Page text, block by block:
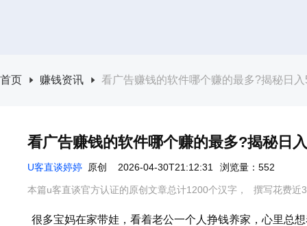
首页 赚钱资讯 看广告赚钱的软件哪个赚的最多?揭秘日
看广告赚钱的软件哪个赚的最多?揭秘日
U客直谈婷婷 原创 2026-04-30T21:12:31 浏览量：552
本篇u客直谈官方认证的原创文章总计1200个汉字， 撰写花费近
很多宝妈在家带娃，看着老公一个人挣钱养家，心里总